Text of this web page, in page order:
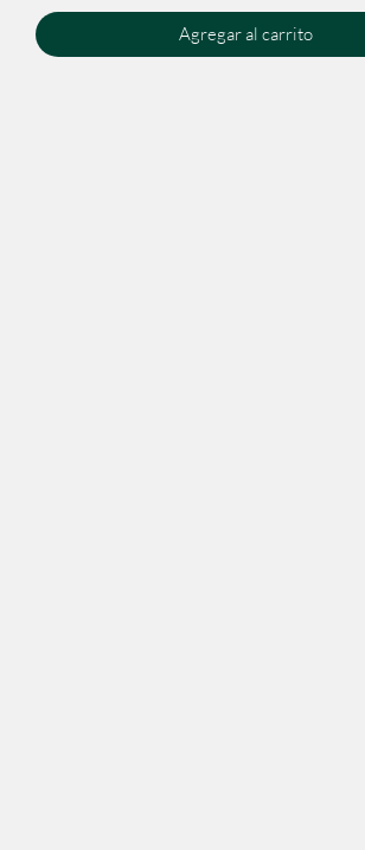
Agregar al carrito